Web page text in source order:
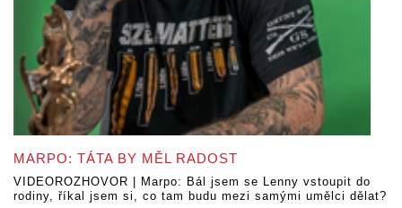
MARPO: TÁTA BY MĚL RADOST
VIDEOROZHOVOR | Marpo: Bál jsem se Lenny vstoupit do
rodiny, říkal jsem si, co tam budu mezi samými umělci dělat?